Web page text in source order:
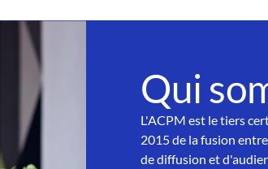
Qui
L'ACPM est le tiers
2015 de la fusion
de diffusion et